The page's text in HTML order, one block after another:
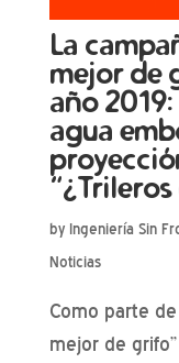
La
mejor de
año
agua
by Ingeniería Sin
Noticias
Como parte de
mejor de